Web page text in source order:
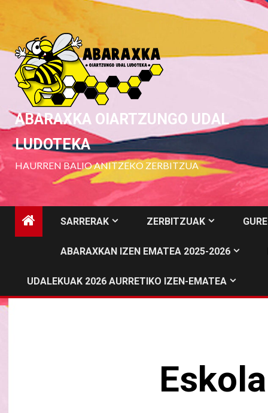
to
content
ABARAXKA OIARTZUNGO UDAL
LUDOTEKA
HAURREN BALIO ANITZEKO ZERBITZUA
SARRERAK ZERBITZUAK
ABARAXKAN IZEN EMATEA 2025-2026
UDALEKUAK 2026 AURRETIKO IZEN-EMATEA